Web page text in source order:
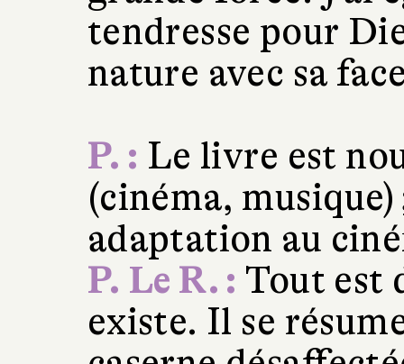
tendresse pour
nature avec sa
P. : Le livre est
(cinéma,
adaptation au
P. Le R. : Tout est
existe. Il se